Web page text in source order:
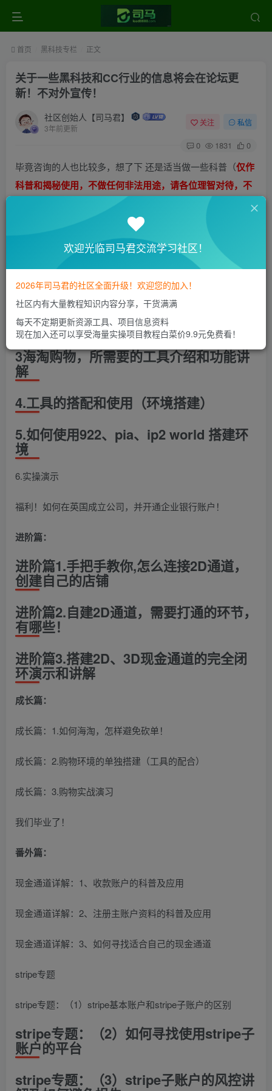
首页 黑科技专栏 正文
关于一些黑科技和CC行业的信息将会在论坛更
新！不对外宣传！
社区创始人【司马君】
3年前更新
关注 私信
0 1831 0
毕竟咨询的人也比较多，想了下 还是适当做一些科普（仅作
科普和揭秘使用，不做任何非法用途，请各位理智对待，不
1.什么是海淘
2.如何获得更多的卡片信息
3海淘购物，所需要的工具介绍和功能讲
解
4.工具的搭配和使用（环境搭建）
5.如何使用922、pia、ip2 world 搭建环
境
6.实操演示
福利！如何在英国成立公司，并开通企业银行账户！
进阶篇：
进阶篇1.手把手教你,怎么连接2D通道，
创建自己的店铺
进阶篇2.自建2D通道，需要打通的环节，
有哪些！
进阶篇3.搭建2D、3D现金通道的完全闭
环演示和讲解
成长篇：
成长篇：1.如何海淘，怎样避免砍单！
成长篇：2.购物环境的单独搭建（工具的配合）
成长篇：3.购物实战演习
我们毕业了！
番外篇：
现金通道详解：1、收款账户的科普及应用
现金通道详解：2、注册主账户资料的科普及应用
现金通道详解：3、如何寻找适合自己的现金通道
stripe专题
stripe专题：（1）stripe基本账户和stripe子账户的区别
stripe专题：（2）如何寻找使用stripe子
账户的平台
stripe专题：（3）stripe子账户的风控讲
欢迎光临司马君交流学习社区！
2026年司马君的社区全面升级！欢迎您的加入！
社区内有大量教程知识内容分享，干货满满
每天不定期更新资源工具、项目信息资料
现在加入还可以享受海量实操项目教程白菜价9.9元免费看！